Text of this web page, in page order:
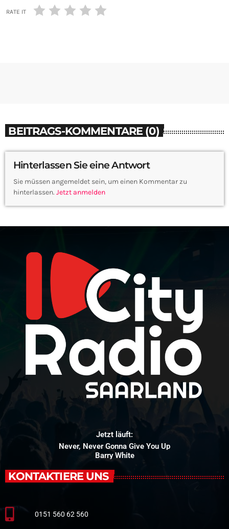
RATE IT
BEITRAGS-KOMMENTARE (0)
Hinterlassen Sie eine Antwort
Sie müssen angemeldet sein, um einen Kommentar zu
hinterlassen. Jetzt anmelden
Jetzt läuft:
Never, Never Gonna Give You Up
Barry White
KONTAKTIERE UNS
0151 560 62 560